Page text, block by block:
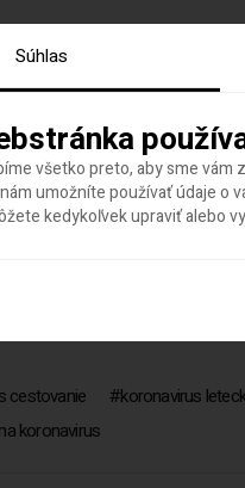
skupinu
ktorý
kurzy pri
si konto cezRevolut.
ceny,klikni a
cestovanie koronavirus
koronavirus
Súhlas
všetko preto, aby sme vám
umožníte používať údaje o
kedykoľvek upraviť alebo